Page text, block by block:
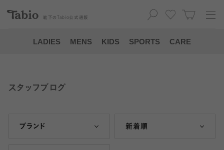
靴下の Tabio 公式通販
LADIES MENS KIDS SPORTS CARE
スタッフブログ
ブランド 新着順